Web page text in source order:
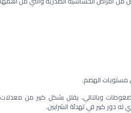
مستويات الهضم.
وبالتالي، يقلل بشكل كبير من معدلات
دور كبير في تهدئة الشرايين.